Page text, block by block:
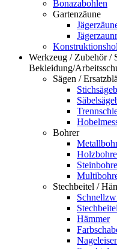
Bonazabohlen
Gartenzäune
Werkzeug / Zubehör /
Bekleidung/
Sägen /
Bohrer
Stechbeitel /
Stechbeitel
Hämmer